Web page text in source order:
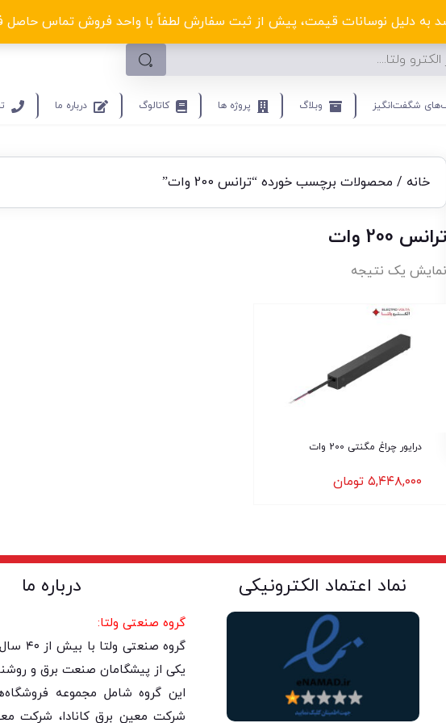
به دلیل نوسانات قیمت، پیش از ثبت سفارش لطفاً با واحد فروش تماس حاصل
الکترو ولتا با تخفیف‌های شگفت‌انگیز! کلیک کنید
شگفت‌انگیز وبلاگ پروژه ها کاتالوگ درباره ما
خانه / محصولات برچسب خورده “ترانس 200 وات”
ترانس 200 وات
نمایش یک نتیجه
درایور چراغ مگنتی 200 وات
۵,۴۴۸,۰۰۰ تومان
نماد اعتماد الکترونیکی درباره ما
گروه صنعتی ولتا:
گروه
یکی از پیشگامان صنعت برق و
این گروه شامل مجموعه
شرکت معین برق کانادا، شرکت